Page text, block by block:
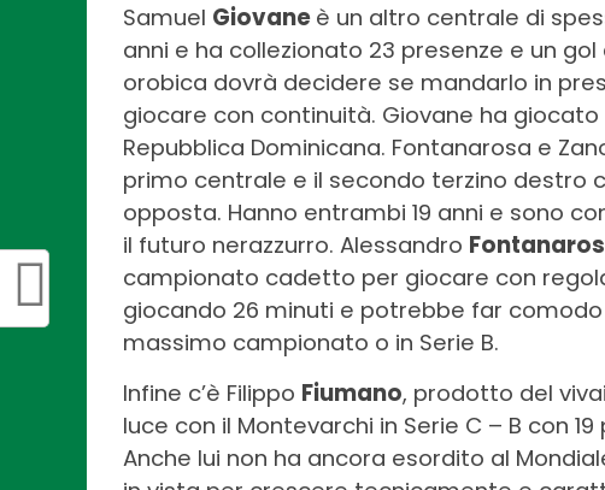
Samuel Giovane è un altro centrale di
anni e ha collezionato 23 presenze e un gol
orobica dovrà decidere se mandarlo in
giocare con continuità. Giovane ha
Repubblica Dominicana. Fontanarosa e
primo centrale e il secondo terzino destro
opposta. Hanno entrambi 19 anni e sono
il futuro nerazzurro. Alessandro
campionato cadetto per giocare con
giocando 26 minuti e potrebbe far
massimo campionato o in Serie B.
Infine c’è Filippo Fiumano, prodotto del
luce con il Montevarchi in Serie C – B con
Anche lui non ha ancora esordito al